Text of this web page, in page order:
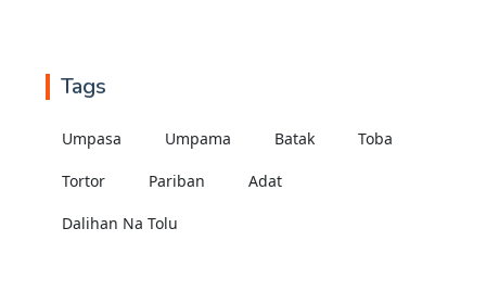
Tags
Umpasa Umpama Batak Toba
Tortor Pariban Adat
Dalihan Na Tolu